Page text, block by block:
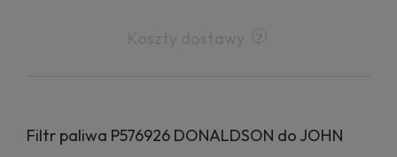
Filtr paliwa P576926 DONALDSON do JOHN